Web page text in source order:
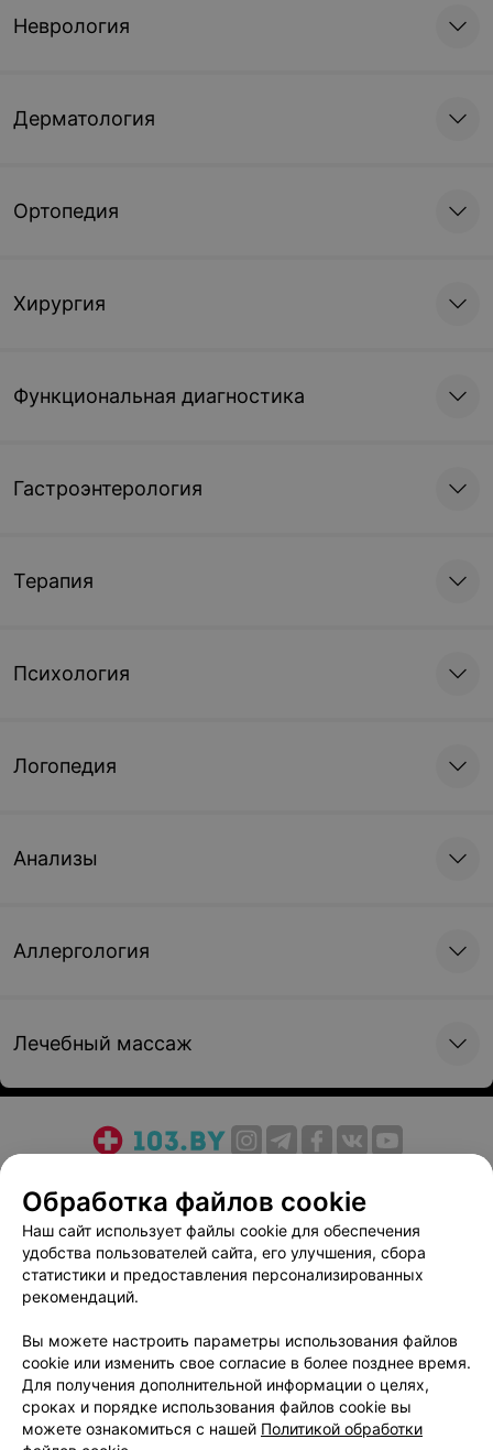
Неврология
Дерматология
Ортопедия
Хирургия
Функциональная диагностика
Гастроэнтерология
Терапия
Психология
Логопедия
Анализы
Аллергология
Лечебный массаж
Медицинский маркетинг
Публичный договор
Пользовательское соглашение
Способы оплаты
Партнеры
Написать руководителю 103.by
Персональные настройки cookie
Обработка персональных данных
Обработка файлов cookie
Наш сайт использует файлы cookie для обеспечения
удобства пользователей сайта, его улучшения, сбора
статистики и предоставления персонализированных
рекомендаций.
Вы можете настроить параметры использования файлов
cookie или изменить свое согласие в более позднее время.
Для получения дополнительной информации о целях,
сроках и порядке использования файлов cookie вы
можете ознакомиться с нашей Политикой обработки